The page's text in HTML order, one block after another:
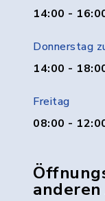
14:00 -
Donnerstag
14:00 -
Freitag
08:00 -